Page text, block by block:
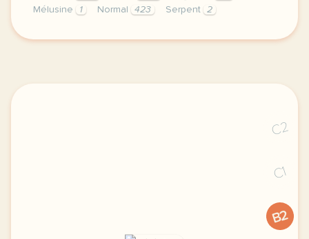
Mélusine
1 Normal 423 Serpent 2
didomi host didomi components button cursor
C2
C1
B2